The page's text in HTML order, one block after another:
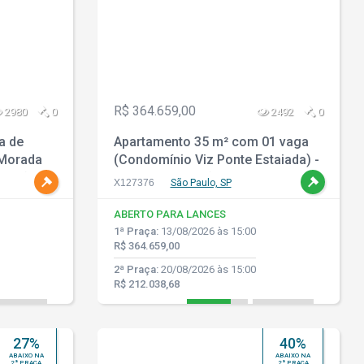
2980 0
de
- São
R$ 364.659,00 2492 0
Apartamento 35 m² com 01 vaga
(Condomínio Viz Ponte Estaiada) -
Real Parque - São Paulo - SP
X127376 São Paulo, SP
ABERTO PARA LANCES
1ª Praça:13/08/2026 às 15:00
R$ 364.659,00
2ª Praça:20/08/2026 às 15:00
R$ 212.038,68
27%
ABAIXO NA
40%
ABAIXO NA